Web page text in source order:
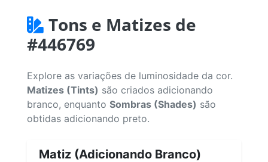
Tons e Matizes de
#446769
Explore as variações de luminosidade da cor.
Matizes (Tints) são criados adicionando
branco, enquanto Sombras (Shades) são
obtidas adicionando preto.
Matiz (Adicionando Branco)